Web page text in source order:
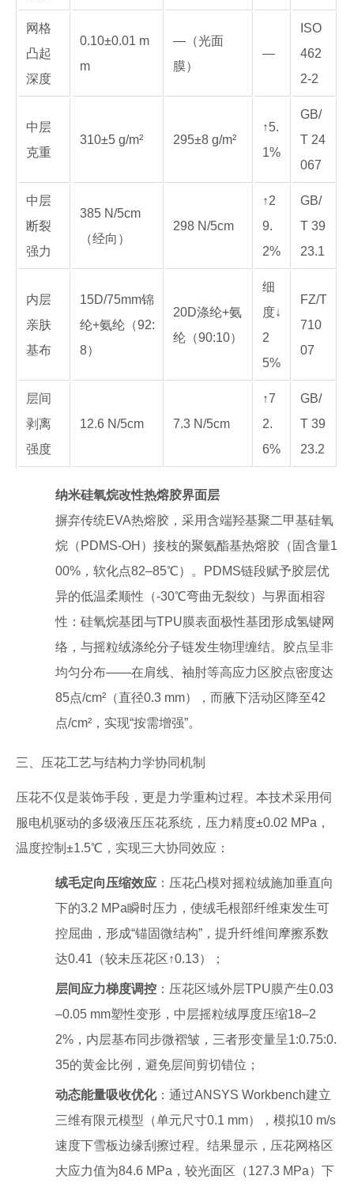
网格
凸起
深度
0.10±0.01 m
m
—（光面
膜）
—
ISO
462
2-2
中层
克重
310±5 g/m² 295±8 g/m²
↑5.
1%
GB/
T 24
067
中层
断裂
强力
385 N/5cm
（经向）
298 N/5cm
↑2
9.
2%
GB/
T 39
23.1
内层
亲肤
基布
15D/75mm锦
纶+氨纶（92:
8）
20D涤纶+氨
纶（90:10）
细
度↓
2
5%
FZ/T
710
07
层间
剥离
强度
12.6 N/5cm 7.3 N/5cm
↑7
2.
6%
GB/
T 39
23.2
纳米硅氧烷改性热熔胶界面层
摒弃传统EVA热熔胶，采用含端羟基聚二甲基硅氧
烷（PDMS-OH）接枝的聚氨酯基热熔胶（固含量1
00%，软化点82–85℃）。PDMS链段赋予胶层优
异的低温柔顺性（-30℃弯曲无裂纹）与界面相容
性：硅氧烷基团与TPU膜表面极性基团形成氢键网
络，与摇粒绒涤纶分子链发生物理缠结。胶点呈非
均匀分布——在肩线、袖肘等高应力区胶点密度达
85点/cm²（直径0.3 mm），而腋下活动区降至42
点/cm²，实现“按需增强”。
三、压花工艺与结构力学协同机制
压花不仅是装饰手段，更是力学重构过程。本技术采用伺
服电机驱动的多级液压压花系统，压力精度±0.02 MPa，
温度控制±1.5℃，实现三大协同效应：
绒毛定向压缩效应 ：压花凸模对摇粒绒施加垂直向
下的3.2 MPa瞬时压力，使绒毛根部纤维束发生可
控屈曲，形成“锚固微结构”，提升纤维间摩擦系数
达0.41（较未压花区↑0.13）；
层间应力梯度调控 ：压花区域外层TPU膜产生0.03
–0.05 mm塑性变形，中层摇粒绒厚度压缩18–2
2%，内层基布同步微褶皱，三者形变量呈1:0.75:0.
35的黄金比例，避免层间剪切错位；
动态能量吸收优化：通过ANSYS Workbench建立
三维有限元模型（单元尺寸0.1 mm），模拟10 m/s
速度下雪板边缘刮擦过程。结果显示，压花网格区
大应力值为84.6 MPa，较光面区（127.3 MPa）下